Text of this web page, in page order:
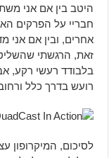
היטב בין אם אני
חבריי על הפרקים
אחרים, ובין אם אני
זאת, הרגשתי
בלבודד רעשי רקע,
רועש בדרך כלל
לסיכום, המיקרופון